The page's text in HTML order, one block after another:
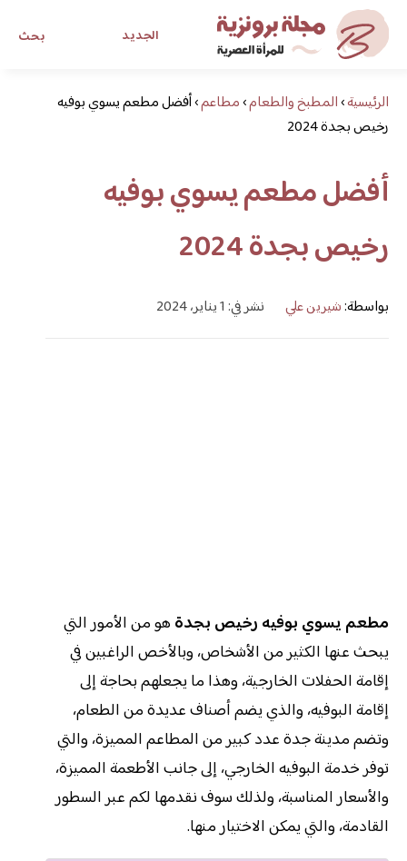
بحث الجديد
مجلة برونزية للفتاة العصريةالرئيسية›المطبخ والطعام›مطاعم›أفضل مطعم يسوي بوفيه
رخيص بجدة 2024
أفضل مطعم يسوي بوفيه
رخيص بجدة 2024
بواسطة:شيرين علي نشر في: 1 يناير، 2024
مطعم يسوي بوفيه رخيص بجدة هو من الأمور التي
يبحث عنها الكثير من الأشخاص، وبالأخص الراغبين في
إقامة الحفلات الخارجية، وهذا ما يجعلهم بحاجة إلى
إقامة البوفيه، والذي يضم أصناف عديدة من الطعام،
وتضم مدينة جدة عدد كبير من المطاعم المميزة، والتي
توفر خدمة البوفيه الخارجي، إلى جانب الأطعمة المميزة،
والأسعار المناسبة، ولذلك سوف نقدمها لكم عبر السطور
القادمة، والتي يمكن الاختيار منها.